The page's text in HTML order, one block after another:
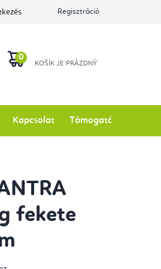
Regisztráció
Kapcsolat Támogatás
fekete